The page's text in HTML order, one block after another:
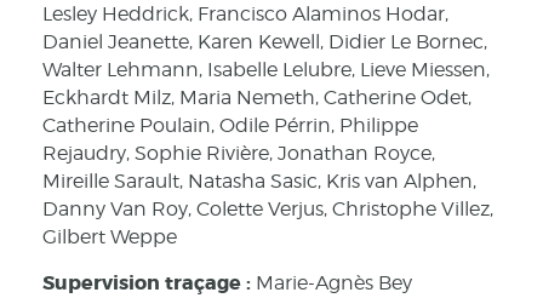
Lesley Heddrick, Francisco Alaminos Hodar,
Daniel Jeanette, Karen Kewell, Didier Le Bornec,
Walter Lehmann, Isabelle Lelubre, Lieve Miessen,
Eckhardt Milz, Maria Nemeth, Catherine Odet,
Catherine Poulain, Odile Pérrin, Philippe
Rejaudry, Sophie Rivière, Jonathan Royce,
Mireille Sarault, Natasha Sasic, Kris van Alphen,
Danny Van Roy, Colette Verjus, Christophe Villez,
Gilbert Weppe
Supervision traçage : Marie-Agnès Bey